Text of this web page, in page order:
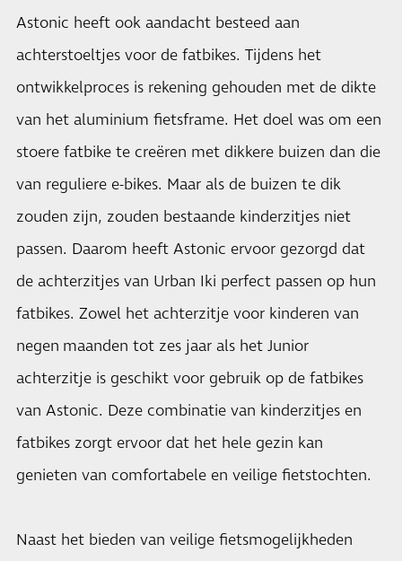
Astonic heeft ook aandacht besteed aan
achterstoeltjes voor de fatbikes. Tijdens het
ontwikkelproces is rekening gehouden met de dikte
van het aluminium fietsframe. Het doel was om een
stoere fatbike te creëren met dikkere buizen dan die
van reguliere e-bikes. Maar als de buizen te dik
zouden zijn, zouden bestaande kinderzitjes niet
passen. Daarom heeft Astonic ervoor gezorgd dat
de achterzitjes van Urban Iki perfect passen op hun
fatbikes. Zowel het achterzitje voor kinderen van
negen maanden tot zes jaar als het Junior
achterzitje is geschikt voor gebruik op de fatbikes
van Astonic. Deze combinatie van kinderzitjes en
fatbikes zorgt ervoor dat het hele gezin kan
genieten van comfortabele en veilige fietstochten.
Naast het bieden van veilige fietsmogelijkheden